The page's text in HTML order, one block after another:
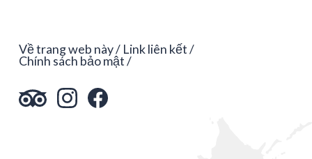
Về trang web này Link liên kết
Chính sách bảo mật